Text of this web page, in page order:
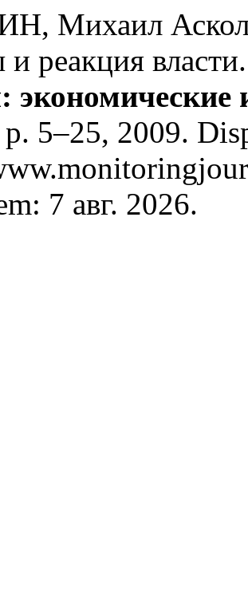
Михаил
и реакция
5–25, 2009.
7 авг. 2026.